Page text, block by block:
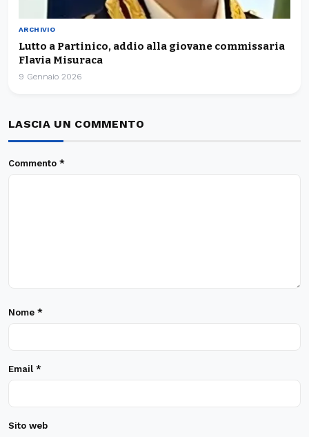
ARCHIVIO
Lutto a Partinico, addio alla giovane commissaria
Flavia Misuraca
9 Gennaio 2026
LASCIA UN COMMENTO
Commento *
Nome *
Email *
Sito web